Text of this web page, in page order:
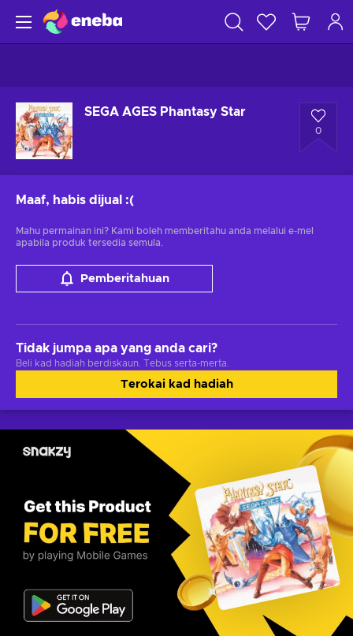
SEGA AGES Phantasy Star
0
Maaf, habis dijual :(
Mahu permainan ini? Kami boleh memberitahu anda melalui e-mel
apabila produk tersedia semula.
Pemberitahuan
Tidak jumpa apa yang anda cari?
Beli kad hadiah berdiskaun. Tebus serta-merta.
Terokai kad hadiah